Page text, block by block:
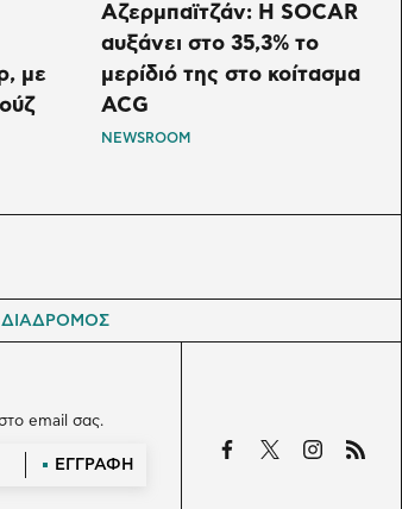
με
Αζερμπαϊτζάν: Η SOCAR
αυξάνει στο 35,3% το
μερίδιό της στο κοίτασμα
ACG
NEWSROOM
στο email σας.
ΕΓΓΡΑΦΗ